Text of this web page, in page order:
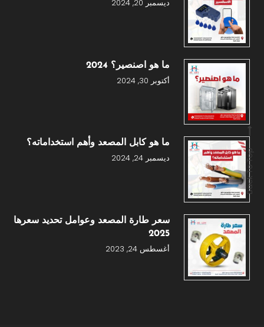
ديسمبر 20, 2024
ما هو اصنصير؟ 2024
أكتوبر 30, 2024
ما هو كابل المصعد وأهم استخداماته؟
ديسمبر 24, 2024
سعر طارة المصعد وعوامل تحديد سعرها
2025
أغسطس 24, 2023
Back To Top